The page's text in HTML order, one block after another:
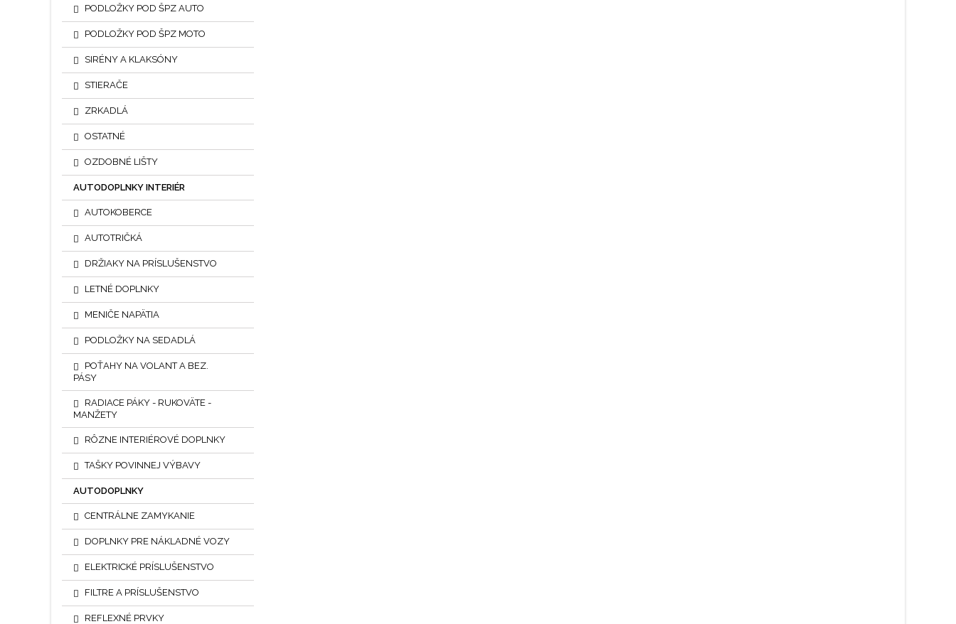
PODLOŽKY POD ŠPZ AUTO
PODLOŽKY POD ŠPZ MOTO
SIRÉNY A KLAKSÓNY
STIERAČE
ZRKADLÁ
OSTATNÉ
OZDOBNÉ LIŠTY
AUTODOPLNKY INTERIÉR
AUTOKOBERCE
AUTOTRIČKÁ
DRŽIAKY NA PRÍSLUŠENSTVO
LETNÉ DOPLNKY
MENIČE NAPÄTIA
PODLOŽKY NA SEDADLÁ
POŤAHY NA VOLANT A BEZ.
PÁSY
RADIACE PÁKY - RUKOVÄTE -
MANŽETY
RÔZNE INTERIÉROVÉ DOPLNKY
TAŠKY POVINNEJ VÝBAVY
AUTODOPLNKY
CENTRÁLNE ZAMYKANIE
DOPLNKY PRE NÁKLADNÉ VOZY
ELEKTRICKÉ PRÍSLUŠENSTVO
FILTRE A PRÍSLUŠENSTVO
REFLEXNÉ PRVKY